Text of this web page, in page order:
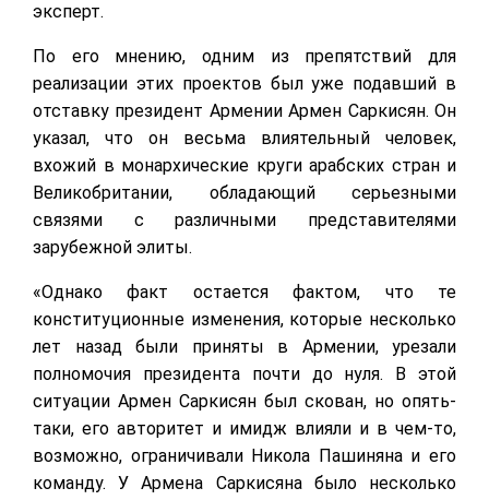
эксперт.
По его мнению, одним из препятствий для
реализации этих проектов был уже подавший в
отставку президент Армении Армен Саркисян. Он
указал, что он весьма влиятельный человек,
вхожий в монархические круги арабских стран и
Великобритании, обладающий серьезными
связями с различными представителями
зарубежной элиты.
«Однако факт остается фактом, что те
конституционные изменения, которые несколько
лет назад были приняты в Армении, урезали
полномочия президента почти до нуля. В этой
ситуации Армен Саркисян был скован, но опять-
таки, его авторитет и имидж влияли и в чем-то,
возможно, ограничивали Никола Пашиняна и его
команду. У Армена Саркисяна было несколько